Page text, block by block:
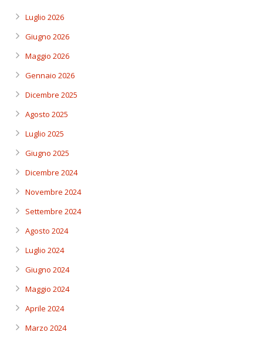
Luglio 2026
Giugno 2026
Maggio 2026
Gennaio 2026
Dicembre 2025
Agosto 2025
Luglio 2025
Giugno 2025
Dicembre 2024
Novembre 2024
Settembre 2024
Agosto 2024
Luglio 2024
Giugno 2024
Maggio 2024
Aprile 2024
Marzo 2024